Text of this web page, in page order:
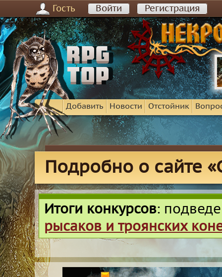
Гость Войти Регистрация
Добавить Новости Отстойник
Подробно о сайте
Итоги конкурсов:
рысаков и троянских